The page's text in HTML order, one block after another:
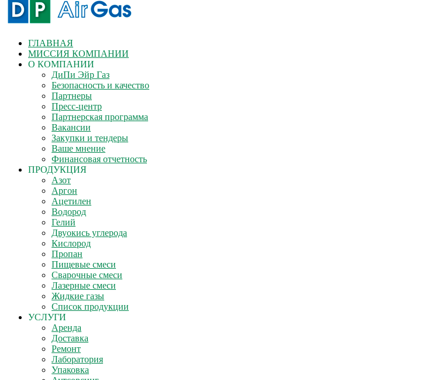
ГЛАВНАЯ
МИССИЯ КОМПАНИИ
О КОМПАНИИ
ДиПи Эйр Газ
Безопасность и качество
Партнеры
Пресс-центр
Партнерская программа
Вакансии
Закупки и тендеры
Ваше мнение
Финансовая отчетность
ПРОДУКЦИЯ
Азот
Аргон
Ацетилен
Водород
Гелий
Двуокись углерода
Кислород
Пропан
Пищевые смеси
Сварочные смеси
Лазерные смеси
Жидкие газы
Список продукции
УСЛУГИ
Аренда
Доставка
Ремонт
Лаборатория
Упаковка